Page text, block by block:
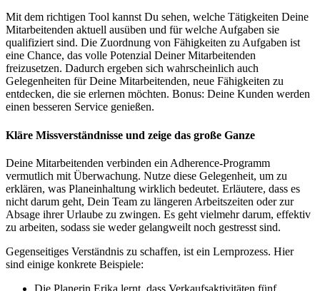
Mit dem richtigen Tool kannst Du sehen, welche Tätigkeiten Deine
Mitarbeitenden aktuell ausüben und für welche Aufgaben sie
qualifiziert sind. Die Zuordnung von Fähigkeiten zu Aufgaben ist
eine Chance, das volle Potenzial Deiner Mitarbeitenden
freizusetzen. Dadurch ergeben sich wahrscheinlich auch
Gelegenheiten für Deine Mitarbeitenden, neue Fähigkeiten zu
entdecken, die sie erlernen möchten. Bonus: Deine Kunden werden
einen besseren Service genießen.
Kläre Missverständnisse und zeige das große Ganze
Deine Mitarbeitenden verbinden ein Adherence-Programm
vermutlich mit Überwachung. Nutze diese Gelegenheit, um zu
erklären, was Planeinhaltung wirklich bedeutet. Erläutere, dass es
nicht darum geht, Dein Team zu längeren Arbeitszeiten oder zur
Absage ihrer Urlaube zu zwingen. Es geht vielmehr darum, effektiv
zu arbeiten, sodass sie weder gelangweilt noch gestresst sind.
Gegenseitiges Verständnis zu schaffen, ist ein Lernprozess. Hier
sind einige konkrete Beispiele:
Die Planerin Erika lernt, dass Verkaufsaktivitäten fünf